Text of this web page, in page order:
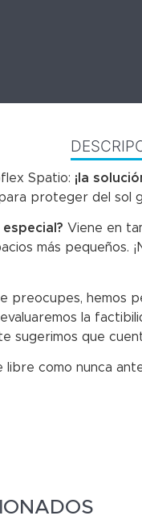
Spatio: ¡la
proteger del sol
Viene en
más pequeños.
preocupes, hemos
la
sugerimos que
libre como nunca